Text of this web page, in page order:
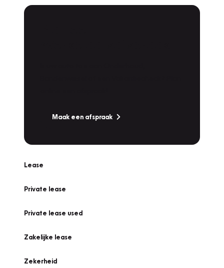
Maak een afspraak
Lease
Private lease
Private lease used
Zakelijke lease
Zekerheid